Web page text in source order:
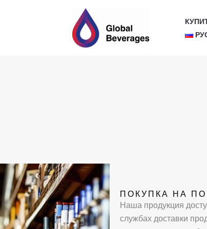
ПОКУПКА НА
Наша продукция
службах доставки